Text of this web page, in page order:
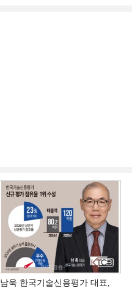
남욱 한국기술신용평가 대표,